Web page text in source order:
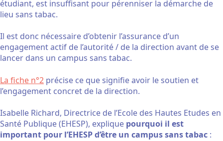
étudiant, est insuffisant pour pérenniser la démarche de
lieu sans tabac.
Il est donc nécessaire d’obtenir l’assurance d’un
engagement actif de l’autorité / de la direction avant de se
lancer dans un campus sans tabac.
La fiche n°2 précise ce que signifie avoir le soutien et
l’engagement concret de la direction.
Isabelle Richard, Directrice de l’Ecole des Hautes Etudes en
Santé Publique (EHESP), explique pourquoi il est
important pour l’EHESP d’être un campus sans tabac :